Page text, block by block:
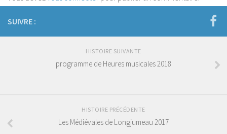
SUIVRE :
HISTOIRE SUIVANTE
programme de Heures musicales 2018
HISTOIRE PRÉCÉDENTE
Les Médiévales de Longjumeau 2017